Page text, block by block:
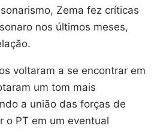
Zema fez críticas
nos últimos meses,
voltaram a se encontrar em
um tom mais
a união das forças de
o PT em um eventual